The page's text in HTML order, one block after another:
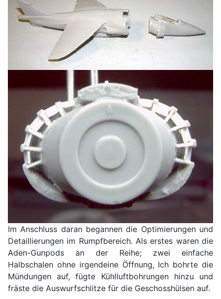
Im Anschluss daran begannen die Optimierungen und
Detaillierungen im Rumpfbereich. Als erstes waren die
Aden-Gunpods an der Reihe; zwei einfache
Halbschalen ohne irgendeine Öffnung, Ich bohrte die
Mündungen auf, fügte Kühlluftbohrungen hinzu und
fräste die Auswurfschlitze für die Geschosshülsen auf.